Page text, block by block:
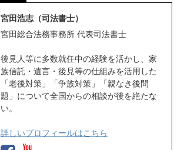
宮田浩志（司法書士）
宮田総合法務事務所 代表司法書士
後見人等に多数就任中の経験を活かし、家
族信託・遺言・後見等の仕組みを活用した
「老後対策」「争族対策」「親なき後問
題」について全国からの相談が後を絶たな
い。
詳しいプロフィールはこちら